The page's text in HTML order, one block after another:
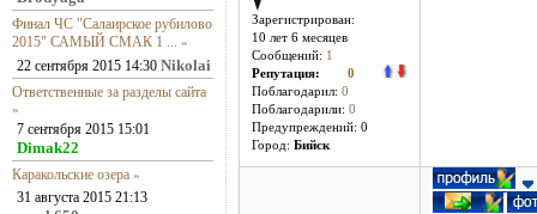
Финал ЧС "Салаирское рубилово
2015" САМЫЙ СМАК 1 ... »
22 сентября 2015 14:30 Nikolai
Ответственные за разделы сайта
»
7 сентября 2015 15:01
Dimak22
Каракольские озера »
31 августа 2015 21:13
Зарегистрирован:
10 лет 6 месяцев
Сообщений: 1
Репутация: 0
Поблагодарил: 0
Поблагодарили: 0
Предупреждений: 0
Город: Бийск